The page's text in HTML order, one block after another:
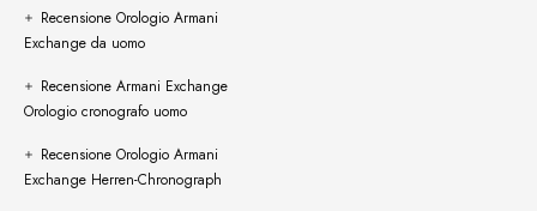
Recensione Orologio Armani
Exchange da uomo
Recensione Armani Exchange
Orologio cronografo uomo
Recensione Orologio Armani
Exchange Herren-Chronograph